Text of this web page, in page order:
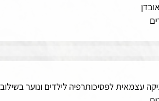
עצמאית לפסיכותרפיה לילדים ונוער בשילוב